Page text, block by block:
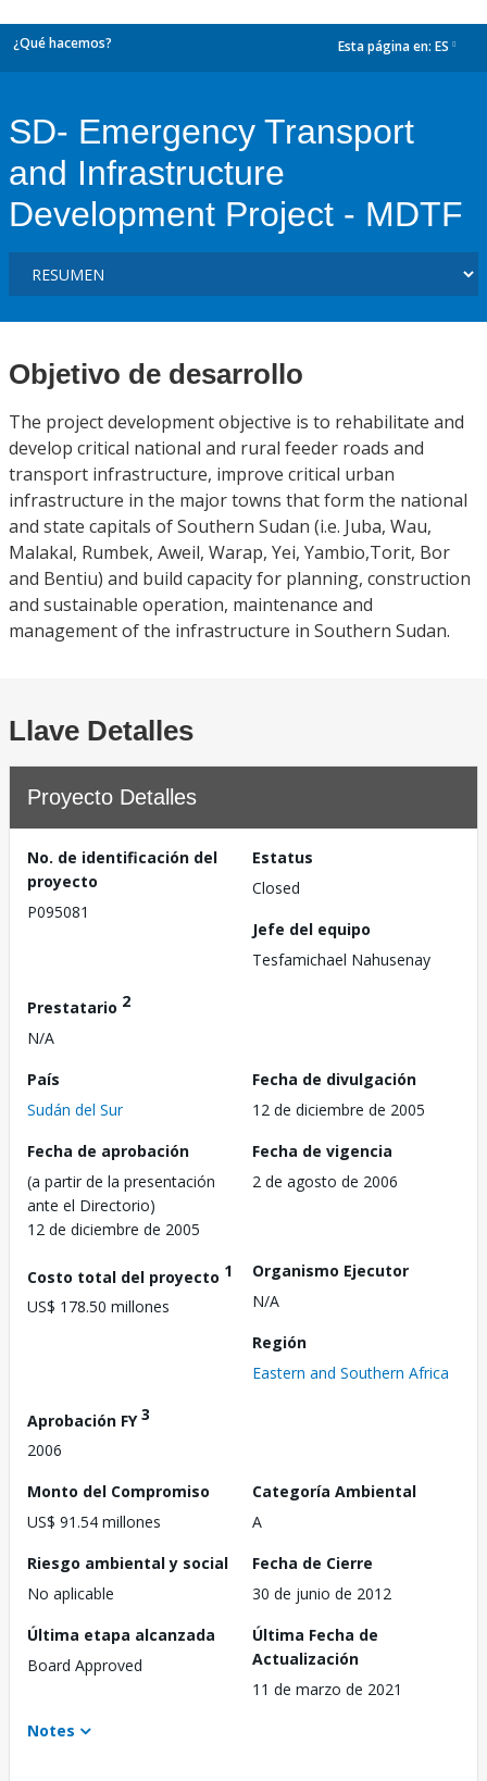
¿Qué hacemos? Esta página en: ES
SD- Emergency Transport
and Infrastructure
Development Project - MDTF
Objetivo de desarrollo
The project development objective is to rehabilitate and
develop critical national and rural feeder roads and
transport infrastructure, improve critical urban
infrastructure in the major towns that form the national
and state capitals of Southern Sudan (i.e. Juba, Wau,
Malakal, Rumbek, Aweil, Warap, Yei, Yambio,Torit, Bor
and Bentiu) and build capacity for planning, construction
and sustainable operation, maintenance and
management of the infrastructure in Southern Sudan.
Llave Detalles
Proyecto Detalles
No. de identificación del
proyecto
P095081
Estatus
Closed
Jefe del equipo
Tesfamichael Nahusenay
Prestatario 2
N/A
País
Sudán del Sur
Fecha de divulgación
12 de diciembre de 2005
Fecha de aprobación
(a partir de la presentación
ante el Directorio)
12 de diciembre de 2005
Fecha de vigencia
2 de agosto de 2006
Costo total del proyecto 1
US$ 178.50 millones
Organismo Ejecutor
N/A
Región
Eastern and Southern Africa
Aprobación FY3
2006
Monto del Compromiso
US$ 91.54 millones
Categoría Ambiental
A
Riesgo ambiental y social
No aplicable
Fecha de Cierre
30 de junio de 2012
Última etapa alcanzada
Board Approved
Última Fecha de
Actualización
11 de marzo de 2021
Notes